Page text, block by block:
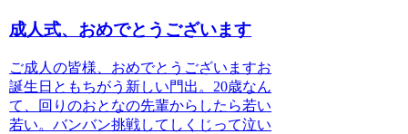
成人式、おめでとうございます
ご成人の皆様、おめでとうございますお
誕生日ともちがう新しい門出。20歳なん
て、回りのおとなの先輩からしたら若い
若い。バンバン挑戦してしくじって泣い